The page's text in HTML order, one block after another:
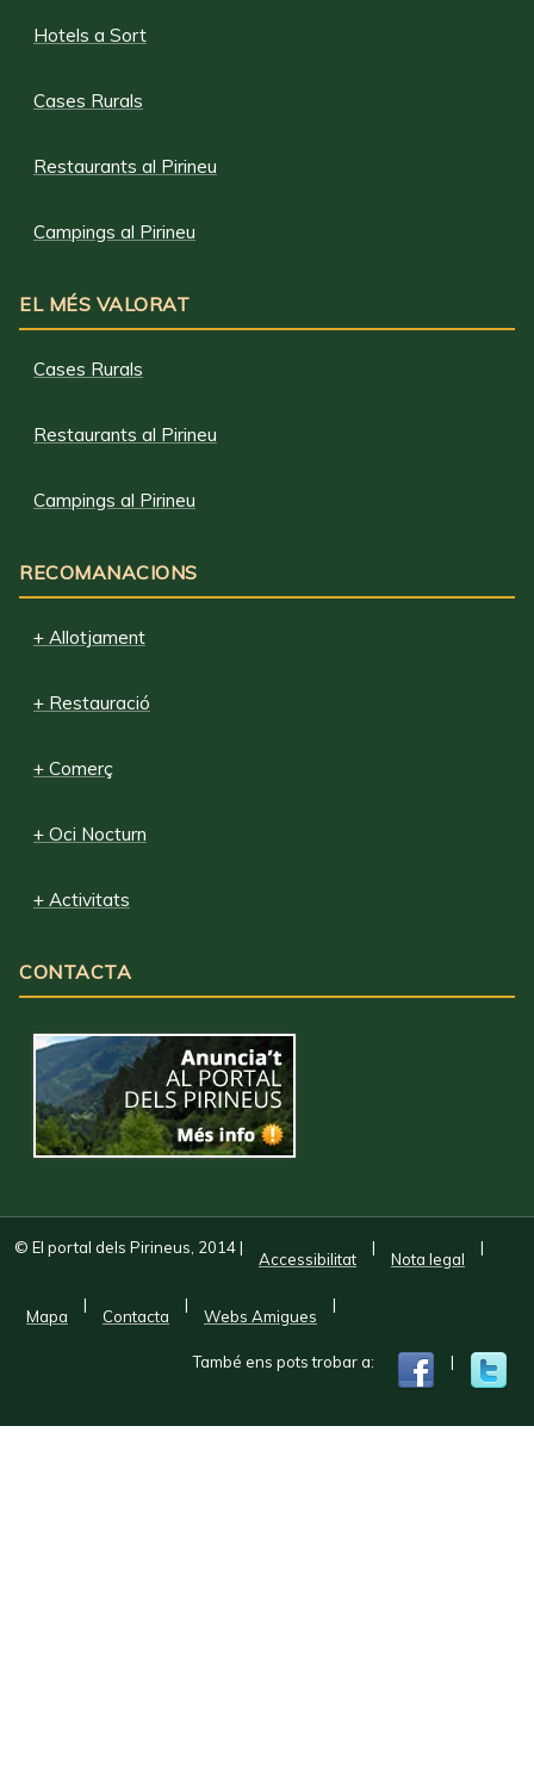
Hotels a Sort
Cases Rurals
Restaurants al Pirineu
Campings al Pirineu
EL MÉS VALORAT
Cases Rurals
Restaurants al Pirineu
Campings al Pirineu
RECOMANACIONS
+ Allotjament
+ Restauració
+ Comerç
+ Oci Nocturn
+ Activitats
CONTACTA
© El portal dels Pirineus, 2014|
Accessibilitat
|
Nota legal
|
Mapa
|
Contacta
|
Webs Amigues
|
També ens pots trobar a: |